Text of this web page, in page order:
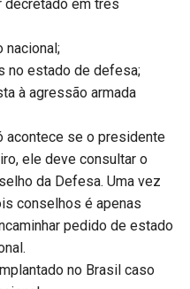
em três
nacional;
no estado de defesa;
à agressão armada
acontece se o presidente
ele deve consultar o
da Defesa. Uma vez
conselhos é apenas
pedido de estado
no Brasil caso